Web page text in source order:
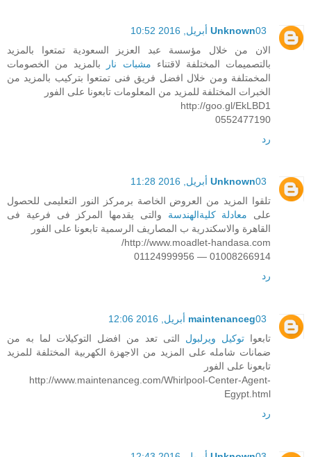
Unknown03 أبريل, 2016 10:52
الان من خلال مؤسسة عبد العزيز السعودية تمتعوا بالمزيد
بالتصميمات المختلفة لاقتناء مشبات نار بالمزيد من الخصومات
المخمتلفة ومن خلال افضل فريق فنى تمتعوا بتركيب بالمزيد من
الخبرات المختلفة للمزيد من المعلومات تابعونا على الفور
http://goo.gl/EkLBD1
0552477190
رد
Unknown03 أبريل, 2016 11:28
تلقوا المزيد من العروض الخاصة برمركز النور التعليمى للحصول
على معادلة كليةالهندسة والتى يقدمها المركز فى فرعية فى
القاهرة والاسكندرية ب المصاريف الرسمية تابعونا على الفور
http://www.moadlet-handasa.com/
01008266914 — 01124999956
رد
maintenanceg03 أبريل, 2016 12:06
تابعوا توكيل ويرلبول التى تعد من افضل التوكيلات لما به من
ضمانات شامله على المزيد من الاجهزة الكهربية المختلفة للمزيد
تابعونا على الفور
http://www.maintenanceg.com/Whirlpool-Center-Agent-
Egypt.html
رد